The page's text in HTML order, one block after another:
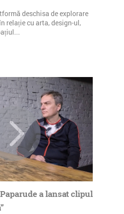
deschisa de explorare
relație cu arta, design-ul,
a lansat clipul